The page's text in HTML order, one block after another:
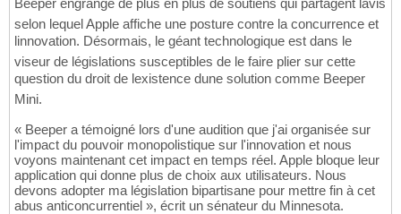
selon lequel Apple affiche une posture contre la concurrence et
linnovation. Désormais, le géant technologique est dans le
viseur de législations susceptibles de le faire plier sur cette
question du droit de lexistence dune solution comme Beeper
Mini.
« Beeper a témoigné lors d'une audition que j'ai organisée sur
l'impact du pouvoir monopolistique sur l'innovation et nous
voyons maintenant cet impact en temps réel. Apple bloque leur
application qui donne plus de choix aux utilisateurs. Nous
devons adopter ma législation bipartisane pour mettre fin à cet
abus anticoncurrentiel », écrit un sénateur du Minnesota.